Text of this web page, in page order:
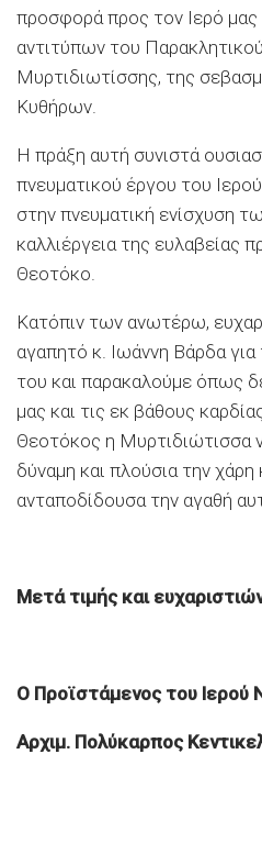
προσφορά προς τον Ιερό μας
αντιτύπων του
Μυρτιδιωτίσσης, της
Κυθήρων.
Η πράξη αυτή συνιστά
πνευματικού έργου του
στην πνευματική ενίσχυση
καλλιέργεια της ευλαβείας
Θεοτόκο.
Κατόπιν των ανωτέρω,
αγαπητό κ. Ιωάννη Βάρδα
του και παρακαλούμε όπως
μας και τις εκ βάθους
Θεοτόκος η Μυρτιδιώτισσα
δύναμη και πλούσια την χάρη
ανταποδίδουσα την αγαθή
Μετά τιμής και
Ο Προϊστάμενος του Ιερού
Αρχιμ. Πολύκαρπος